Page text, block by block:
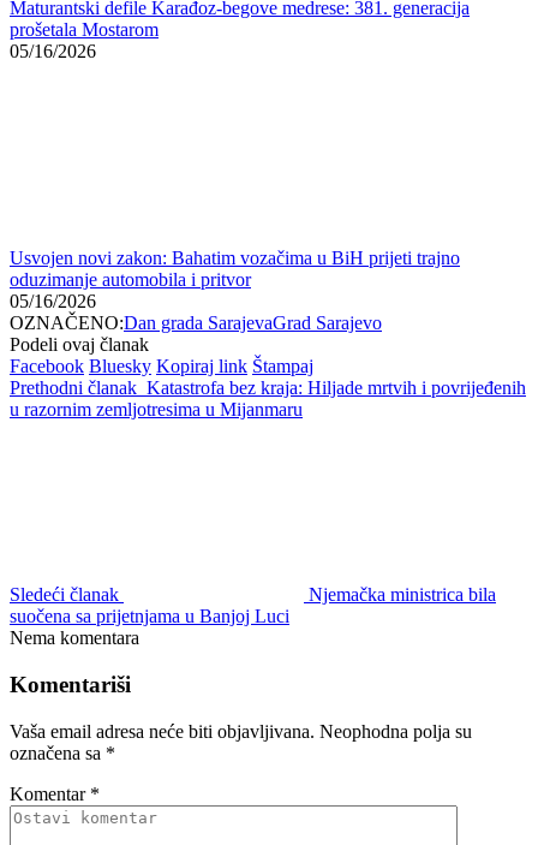
Maturantski defile Karađoz-begove medrese: 381. generacija
prošetala Mostarom
05/16/2026
Usvojen novi zakon: Bahatim vozačima u BiH prijeti trajno
oduzimanje automobila i pritvor
05/16/2026
OZNAČENO:Dan grada SarajevaGrad Sarajevo
Podeli ovaj članak
Facebook Bluesky Kopiraj link Štampaj
Prethodni članak Katastrofa bez kraja: Hiljade mrtvih i povrijeđenih
u razornim zemljotresima u Mijanmaru
Sledeći članak
Njemačka ministrica bila
suočena sa prijetnjama u Banjoj Luci
Nema komentara
Komentariši
Vaša email adresa neće biti objavljivana. Neophodna polja su
označena sa *
Komentar *